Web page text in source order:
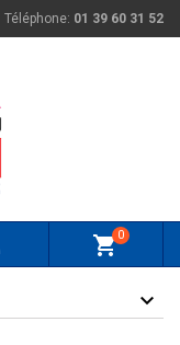
Téléphone: 01 39 60 31 52
shopping_cart0